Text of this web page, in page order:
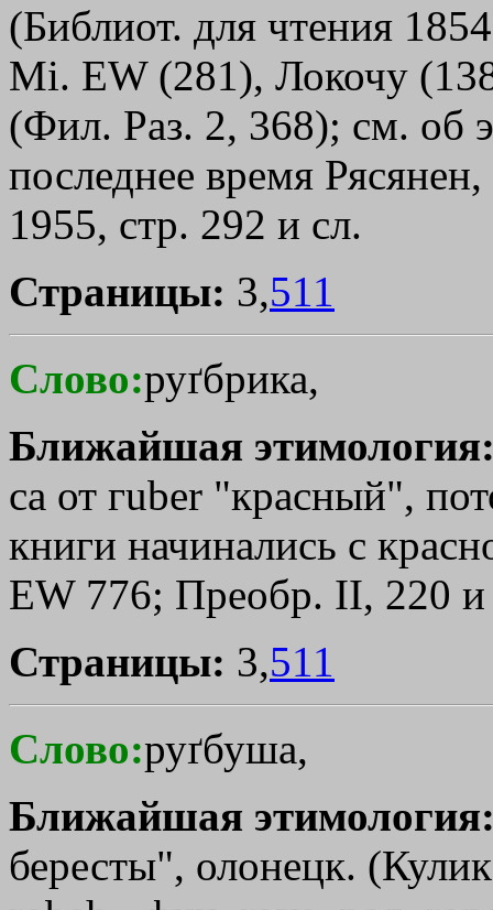
(Библиот. для чтения
Мi. ЕW (281), Локочу
(Фил. Раз. 2, 368); см. об
последнее время
1955, стр. 292 и сл.
Страницы: 3,511
Слово:руґбрика,
Ближайшая
ca от гubеr "красный",
книги начинались с
ЕW 776; Преобр. II, 220 и
Страницы: 3,511
Слово:руґбуша,
Ближайшая
бересты", олонецк.